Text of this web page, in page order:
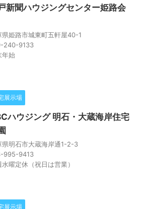
新聞ハウジングセンター姫路会
県姫路市城東町五軒屋40-1
240-9133
年始
展示場
ハウジング 明石・大蔵海岸住宅
県明石市大蔵海岸通1-2-3
995-9413
曜定休（祝日は営業）
展示場